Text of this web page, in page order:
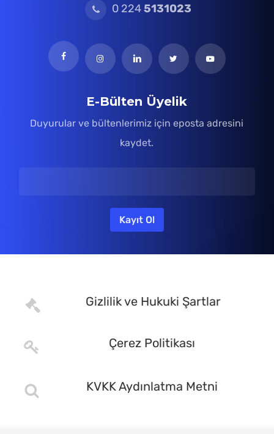
0 2245131023
E-Bülten Üyelik
Duyurular ve bültenlerimiz için eposta adresini
kaydet.
Gizlilik ve Hukuki Şartlar
Çerez Politikası
KVKK Aydınlatma Metni